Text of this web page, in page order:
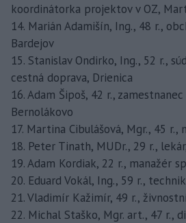
koordinátorka projektov v OZ,
14. Marián Adamišín, Ing., 48 r.,
Bardejov
15. Stanislav Ondirko, Ing., 52 r.,
cestná doprava, Drienica
16. Adam Šipoš, 42 r.,
Bernolákovo
17. Martina Cibulášová, Mgr., 45 r.,
18. Peter Tinath, MUDr., 29 r.,
19. Adam Kordiak, 22 r., manažér
20. Eduard Vokál, Ing., 59 r.,
21. Vladimír Kažimír, 49 r.,
22. Michal Staško, Mgr. art., 47 r.,